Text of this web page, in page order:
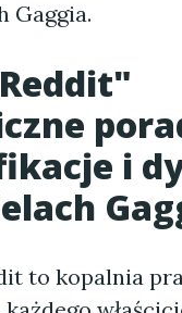
Gaggia.
i
to kopalnia